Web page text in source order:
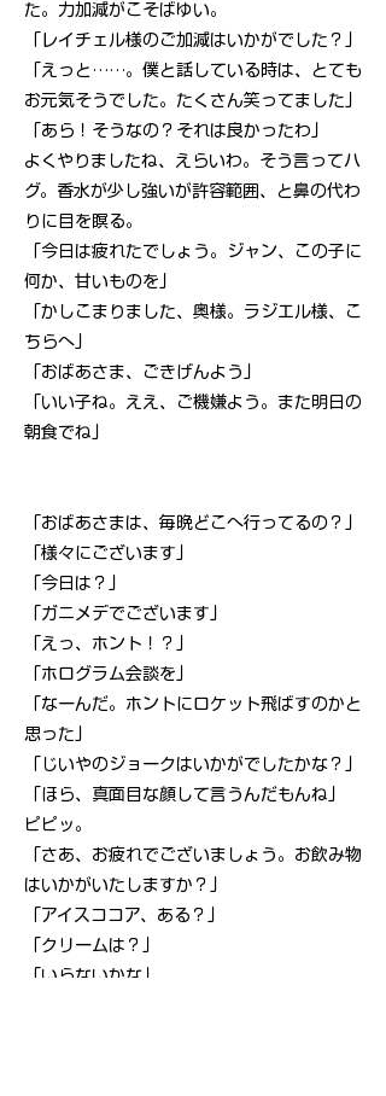
た。力加減がこそばゆい。
「レイチェル様のご加減はいかがでした？」
「えっと……。僕と話している時は、とても
お元気そうでした。たくさん笑ってました」
「あら！そうなの？それは良かったわ」
よくやりましたね、えらいわ。そう言ってハ
グ。香水が少し強いが許容範囲、と鼻の代わ
りに目を瞑る。
「今日は疲れたでしょう。ジャン、この子に
何か、甘いものを」
「かしこまりました、奥様。ラジエル様、こ
ちらへ」
「おばあさま、ごきげんよう」
「いい子ね。ええ、ご機嫌よう。また明日の
朝食でね」
「おばあさまは、毎晩どこへ行ってるの？」
「様々にございます」
「今日は？」
「ガニメデでございます」
「えっ、ホント！？」
「ホログラム会談を」
「なーんだ。ホントにロケット飛ばすのかと
思った」
「じいやのジョークはいかがでしたかな？」
「ほら、真面目な顔して言うんだもんね」
ピピッ。
「さあ、お疲れでございましょう。お飲み物
はいかがいたしますか？」
「アイスココア、ある？」
「クリームは？」
「いらないかな」